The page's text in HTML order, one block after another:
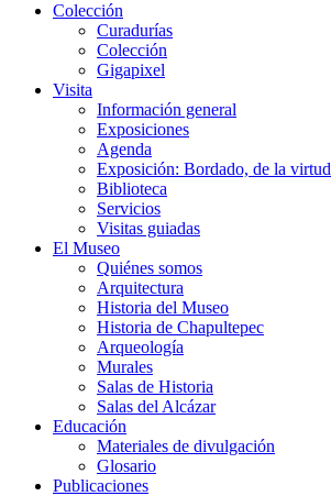
Colección
Curadurías
Colección
Gigapixel
Visita
Información general
Exposiciones
Agenda
Exposición: Bordado, de la virtud
Biblioteca
Servicios
Visitas guiadas
El Museo
Quiénes somos
Arquitectura
Historia del Museo
Historia de Chapultepec
Arqueología
Murales
Salas de Historia
Salas del Alcázar
Educación
Materiales de divulgación
Glosario
Publicaciones